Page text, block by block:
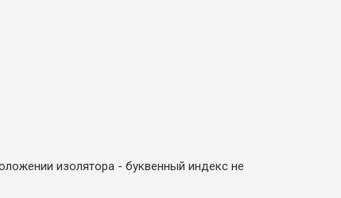
изолятора - буквенный индекс не